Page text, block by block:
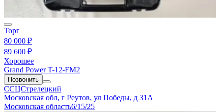
Торг
80 000 ₽
89 600 ₽
Хорошее
Grand Power T-12-FM2
Позвонить
ССЦСтрелецкий
Московская обл, г Реутов, ул Победы, д 31А
Московская область6/15/25